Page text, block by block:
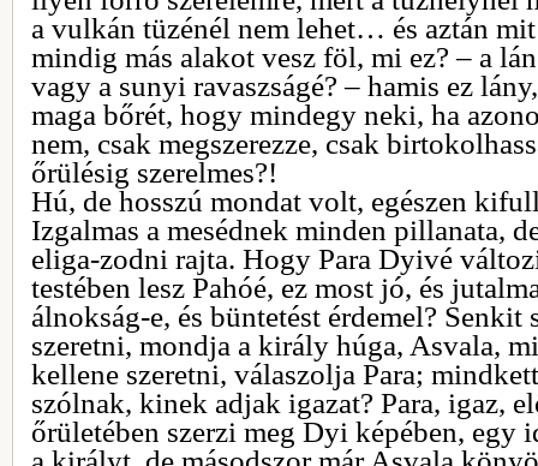
a vulkán tüzénél nem lehet… és aztán
mindig más alakot vesz föl, mi ez? – a
vagy a sunyi ravaszságé? – hamis ez
maga bőrét, hogy mindegy neki, ha
nem, csak megszerezze, csak
őrülésig szerelmes?!
Hú, de hosszú mondat volt, egészen
Izgalmas a mesédnek minden pillanata,
eliga-zodni rajta. Hogy Para Dyivé
testében lesz Pahóé, ez most jó, és
álnokság-e, és büntetést érdemel? Senkit
szeretni, mondja a király húga, Asvala,
kellene szeretni, válaszolja Para;
szólnak, kinek adjak igazat? Para, igaz,
őrületében szerzi meg Dyi képében, egy